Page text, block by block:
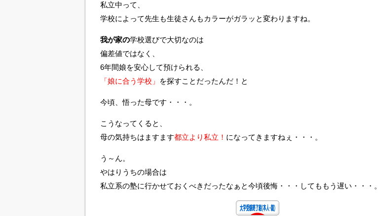
私立中って、
学校によって先生も生徒さんもカラーがガラッと変わりますね。
我が家の学校選びで大切なのは
偏差値ではなく、
6年間娘を安心して預けられる、
「娘に合う学校」
を探すことだったんだ！と
今頃、悟った母です・・・。
こうなってくると、
母の気持ちはますます都立より私立！ になってきますねぇ・・・。
う～ん。
やはりうちの場合は
私立系の塾に行かせておくべきだったなぁと今頃後悔・・・してももう遅い・・・。